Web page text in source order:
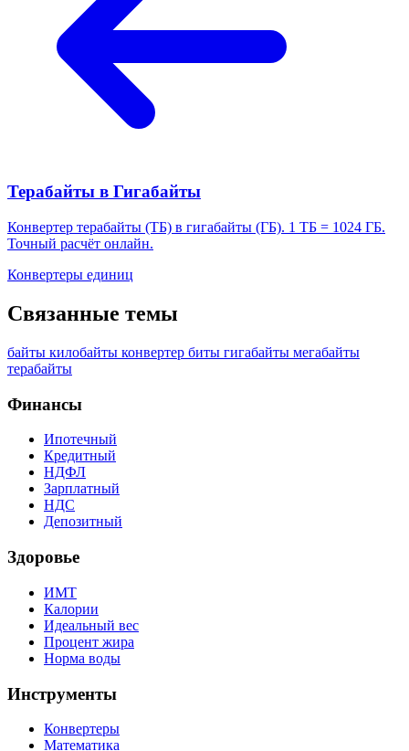
Терабайты в Гигабайты
Конвертер терабайты (ТБ) в гигабайты (ГБ). 1 ТБ = 1024 ГБ.
Точный расчёт онлайн.
Конвертеры единиц
Связанные темы
байты килобайты конвертер биты гигабайты мегабайты
терабайты
Финансы
Ипотечный
Кредитный
НДФЛ
Зарплатный
НДС
Депозитный
Здоровье
ИМТ
Калории
Идеальный вес
Процент жира
Норма воды
Инструменты
Конвертеры
Математика